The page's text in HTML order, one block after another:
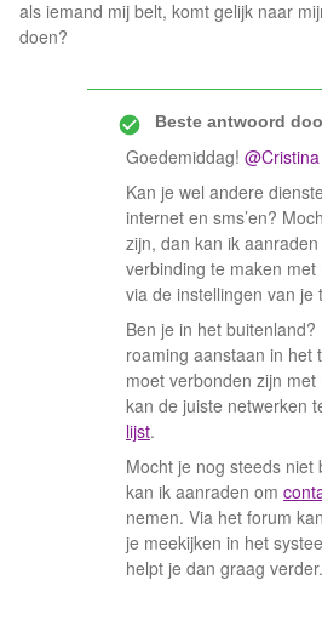
als iemand mij belt, komt gelijk naar
doen?
Beste antwoord
Goedemiddag! ​
Kan je wel andere
internet en sms’en?
zijn, dan kan ik
verbinding te maken
via de instellingen van je
Ben je in het
roaming aanstaan in het
moet verbonden zijn
kan de juiste netwerken
lijst.
Mocht je nog steeds niet
kan ik aanraden om
nemen. Via het forum
je meekijken in het
helpt je dan graag verder.